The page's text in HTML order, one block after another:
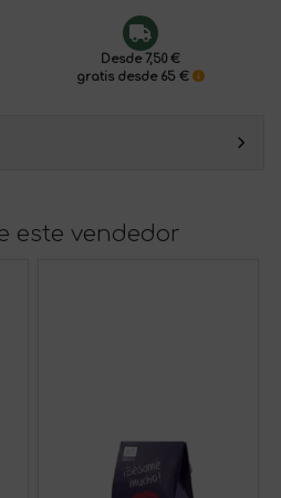
Desde 7,50 €
gratis desde 65 €
este vendedor